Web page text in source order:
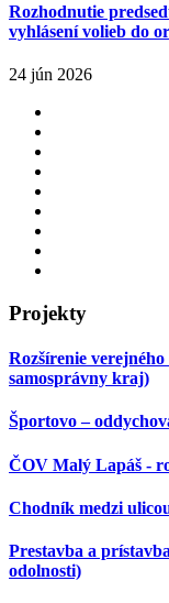
Rozhodnutie
vyhlásení volieb do
24 jún 2026
Projekty
Rozšírenie
samosprávny kraj)
Športovo –
ČOV Malý Lapáš -
Chodník medzi
Prestavba a
odolnosti)